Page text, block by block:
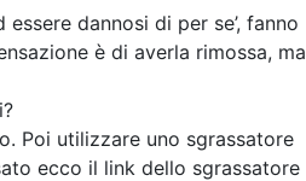
dannosi di per se’, fanno
è di averla rimossa, ma
Poi utilizzare uno sgrassatore
ecco il link dello sgrassatore